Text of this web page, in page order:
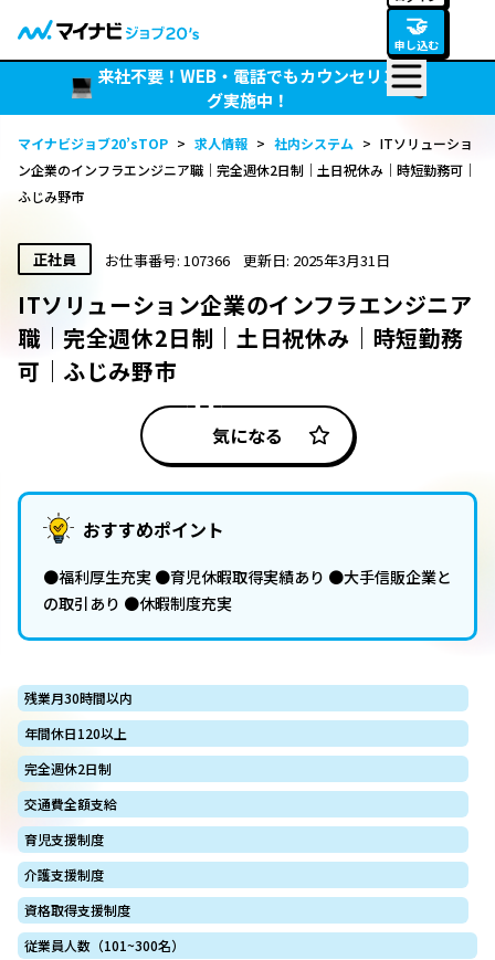
🤝
申し込む
来社不要！WEB・電話でもカウンセリン
グ実施中！
マイナビジョブ20’sTOP > 求人情報 > 社内システム > ITソリューショ
ン企業のインフラエンジニア職｜完全週休2日制｜土日祝休み｜時短勤務可｜
ふじみ野市
正社員 お仕事番号: 107366 更新日: 2025年3月31日
ITソリューション企業のインフラエンジニア
職｜完全週休2日制｜土日祝休み｜時短勤務
可｜ふじみ野市
気になる
おすすめポイント
●福利厚生充実 ●育児休暇取得実績あり ●大手信販企業と
の取引あり ●休暇制度充実
残業月30時間以内
年間休日120以上
完全週休2日制
交通費全額支給
育児支援制度
介護支援制度
資格取得支援制度
従業員人数（101~300名）